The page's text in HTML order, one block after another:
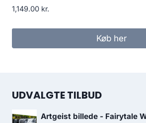
1,149.00 kr.
Køb her
UDVALGTE TILBUD
Artgeist billede - Fairytale